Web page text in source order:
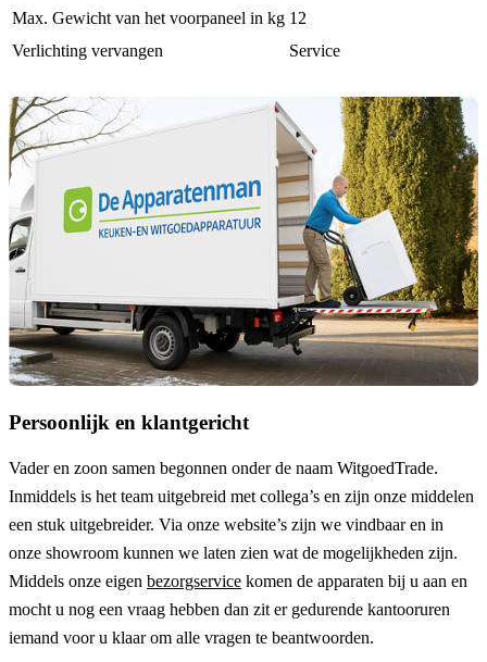
Max. Gewicht van het voorpaneel in kg 12
Verlichting vervangen
Service
Persoonlijk en klantgericht
Vader en zoon samen begonnen onder de naam WitgoedTrade.
Inmiddels is het team uitgebreid met collega’s en zijn onze middelen
een stuk uitgebreider. Via onze website’s zijn we vindbaar en in
onze showroom kunnen we laten zien wat de mogelijkheden zijn.
Middels onze eigen bezorgservice komen de apparaten bij u aan en
mocht u nog een vraag hebben dan zit er gedurende kantooruren
iemand voor u klaar om alle vragen te beantwoorden.